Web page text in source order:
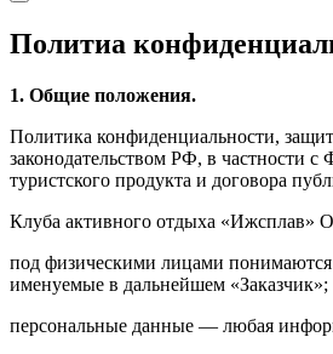
Политиа
1. Общие положения.
Политика конфиденциальности,
законодательством РФ, в частности
туристского продукта и договора
Клуба активного отдыха «Ижсплав»
под физическими лицами понимаются
именуемые в дальнейшем «Заказчик»;
персональные данные — любая